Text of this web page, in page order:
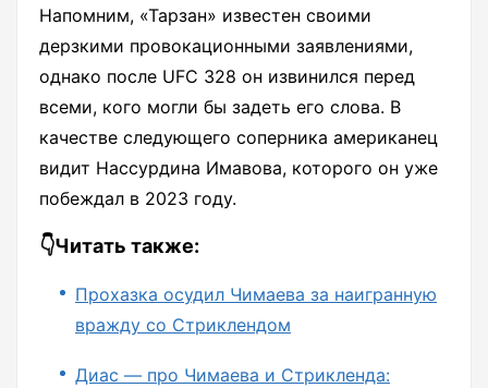
Напомним, «Тарзан» известен своими
дерзкими провокационными заявлениями,
однако после UFC 328 он извинился перед
всеми, кого могли бы задеть его слова. В
качестве следующего соперника американец
видит Нассурдина Имавова, которого он уже
побеждал в 2023 году.
👇Читать также:
Прохазка осудил Чимаева за наигранную
вражду со Стриклендом
Диас — про Чимаева и Стрикленда: